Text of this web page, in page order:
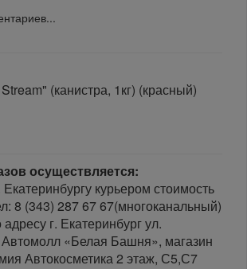
(канистра, 1кг) (красный)
осуществляется:
курьером стоимость
8 (343) 287 67 67(многоканальный)
г. Екатеринбург ул.
«Белая Башня», магазин
Автокосметика 2 этаж, С5,С7